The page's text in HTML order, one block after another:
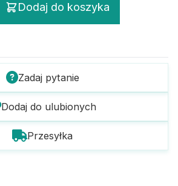
Dodaj do koszyka
Zadaj pytanie
Dodaj do ulubionych
Przesyłka